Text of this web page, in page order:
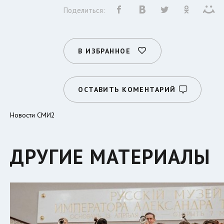
Поделиться:
В ИЗБРАННОЕ
ОСТАВИТЬ КОМЕНТАРИЙ
Новости СМИ2
ДРУГИЕ МАТЕРИАЛЫ